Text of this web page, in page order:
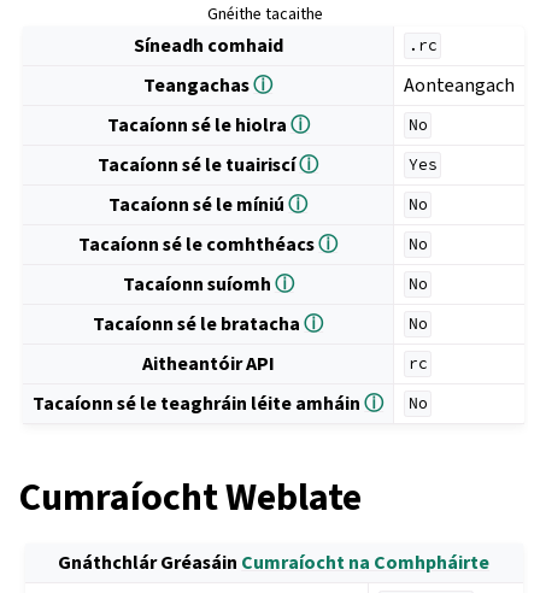
Gnéithe tacaithe
Síneadh comhaid .rc
Teangachasⓘ
Aonteangach
Tacaíonn sé le hiolraⓘ No
Tacaíonn sé le tuairiscíⓘ Yes
Tacaíonn sé le míniúⓘ No
Tacaíonn sé le comhthéacsⓘ No
Tacaíonn suíomhⓘ No
Tacaíonn sé le bratachaⓘ No
Aitheantóir API rc
Tacaíonn sé le teaghráin léite amháinⓘ No
Cumraíocht Weblate
Gnáthchlár Gréasáin Cumraíocht na Comhpháirte